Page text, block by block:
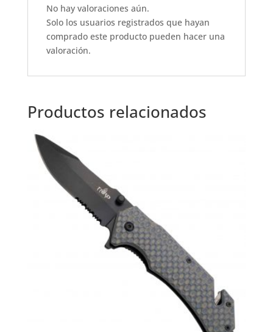
o
o
k
p
p
No hay valoraciones aún.
Solo los usuarios registrados que hayan
comprado este producto pueden hacer una
valoración.
Productos relacionados